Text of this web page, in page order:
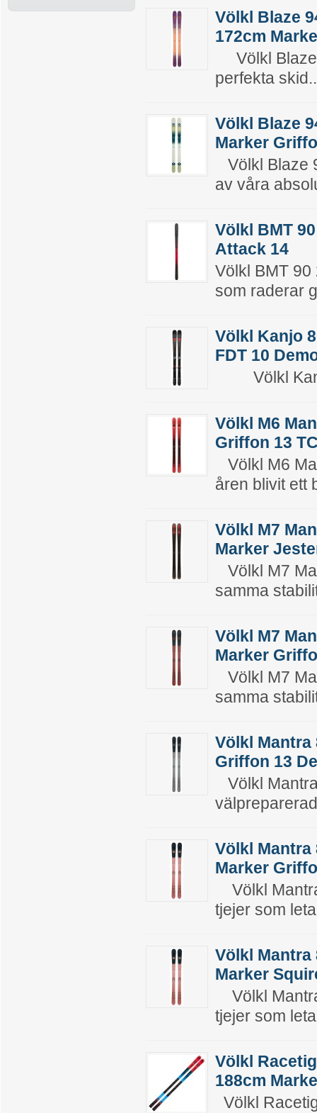
Völkl Blaze
172cm
Völkl Blaze
perfekta skid..
Völkl Blaze
Marker
Völkl Blaze
av våra
Völkl BMT
Attack 14
Völkl BMT
som raderar
Völkl Kanjo
FDT 10
Völkl
Völkl M6
Griffon 13
Völkl M6
åren blivit ett
Völkl M7
Marker
Völkl M7
samma
Völkl M7
Marker
Völkl M7
samma
Völkl Mantra
Griffon 13
Völkl
Völkl Mantra
Marker
Völkl
tjejer som
Völkl Mantra
Marker
Völkl
tjejer som
Völkl
188cm
Völkl